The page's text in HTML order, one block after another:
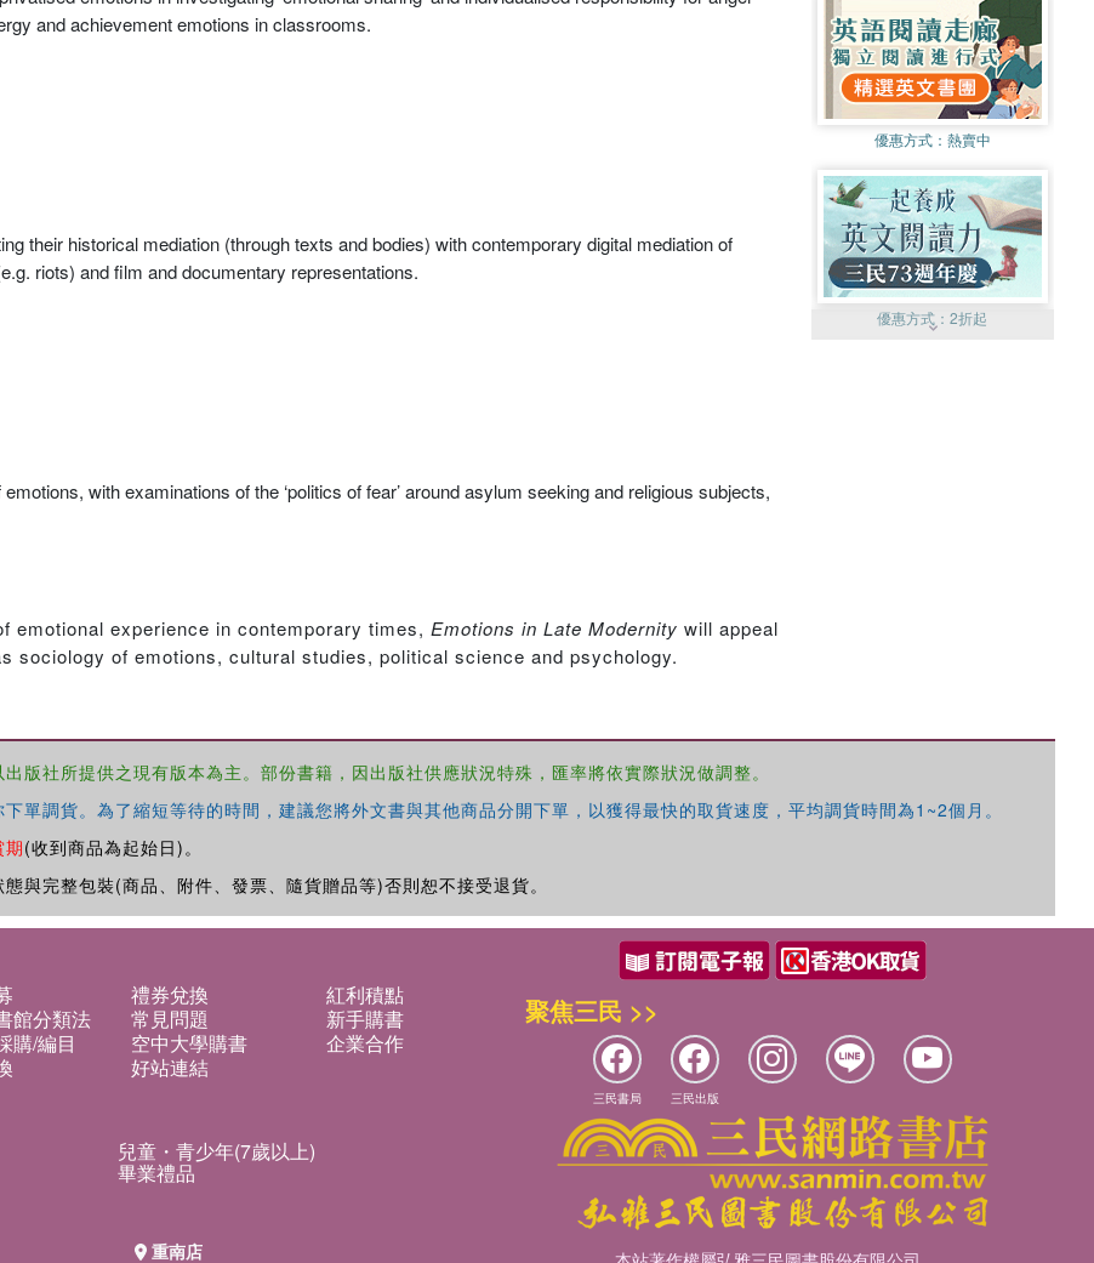
and achievement emotions in classrooms.
their historical mediation (through texts and bodies) with contemporary digital mediation of
riots) and film and documentary representations.
with examinations of the ‘politics of fear’ around asylum seeking and religious subjects,
emotional experience in contemporary times, Emotions in Late Modernity will appeal
sociology of emotions, cultural studies, political science and psychology.
優惠方式： 熱賣中
優惠方式：2折起
優惠方式：
優惠方式：68折起
版社所提供之現有版本為主。部份書籍，因出版社供應狀況特殊，匯率將依實際狀況做調整。
單調貨。為了縮短等待的時間，建議您將外文書與其他商品分開下單，以獲得最快的取貨速度，平均調貨時間為1~2個月。
(收到商品為起始日)。
與完整包裝(商品、附件、發票、隨貨贈品等)否則恕不接受退貨。
禮券兌換
紅利積點
館分類法 常見問題
新手購書
購/編目 空中大學購書
企業合作
好站連結
兒童・青少年(7歲以上)
畢業禮品
重南店
聚焦三民 >>
三民書局 三民出版